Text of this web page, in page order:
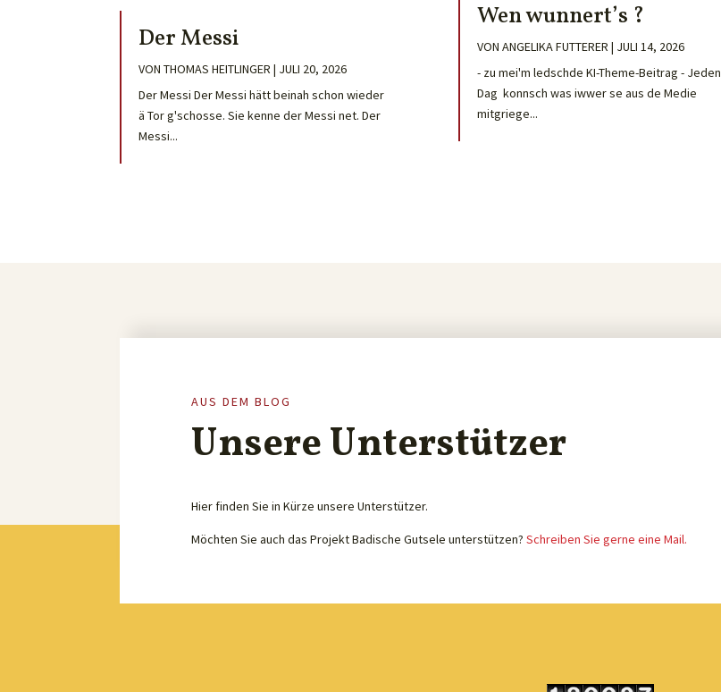
Der Messi
VONTHOMAS HEITLINGER | JULI 20, 2026
Der Messi Der Messi hätt beinah schon wieder
ä Tor g'schosse. Sie kenne der Messi net. Der
Messi...
Wen wunnert’s ?
VON ANGELIKA FUTTERER | JULI 14, 2026
- zu mei'm ledschde KI-Theme-Beitrag - Jeden
Dag konnsch was iwwer se aus de Medie
mitgriege...
AUS DEM BLOG
Unsere Unterstützer
Hier finden Sie in Kürze unsere Unterstützer.
Möchten Sie auch das Projekt Badische Gutsele unterstützen?Schreiben Sie gerne eine Mail.